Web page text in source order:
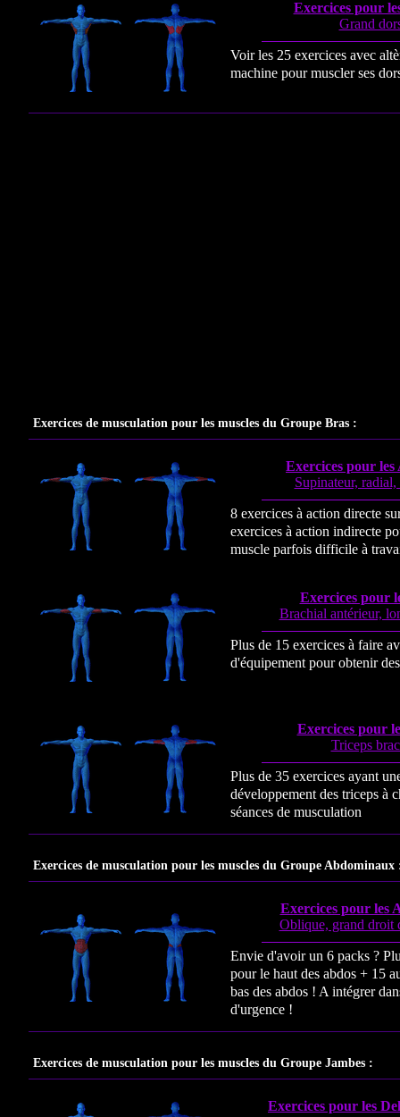
Exercices pour
Grand
Voir les 25 exercices avec
machine pour muscler ses
Exercices de musculation pour les muscles du Groupe Bras :
Exercices pour les
Supinateur,
8 exercices à action directe
exercices à action indirecte
muscle parfois difficile à
Exercices pour
Brachial antérieur,
Plus de 15 exercices à faire
d'équipement pour obtenir
Exercices pour
Triceps
Plus de 35 exercices ayant
développement des triceps à
séances de musculation
Exercices de musculation pour les muscles du Groupe Abdominaux
Exercices pour les
Oblique, grand droit
Envie d'avoir un 6 packs ?
pour le haut des abdos + 15
bas des abdos ! A intégrer
d'urgence !
Exercices de musculation pour les muscles du Groupe Jambes :
Exercices pour les